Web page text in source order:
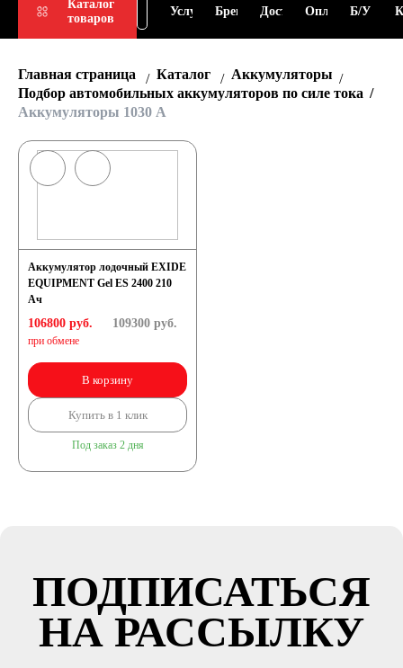
Каталог
товаров
АКБ
Услуги Бренды ДоставкаОплата Б/У
Главная страница Каталог
Аккумуляторы
Подбор автомобильных аккумуляторов по силе тока
Аккумуляторы 1030 А
Аккумулятор лодочный EXIDE
EQUIPMENT Gel ES 2400 210
Ач
106800 руб.
при обмене
109300руб.
В корзину
Купить в 1 клик
Под заказ 2 дня
ПОДПИСАТЬСЯ
НА РАССЫЛКУ